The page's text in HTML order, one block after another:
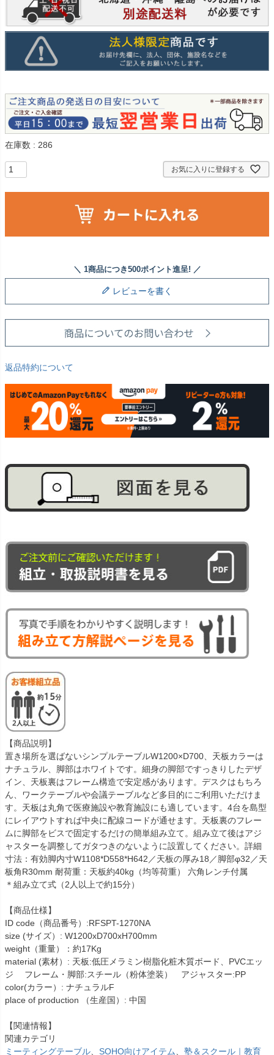
在庫数 286
お気に入りに登録する
レビューを書く
返品特約について
【商品説明】
置き場所を選ばないシンプルテーブルW1200×D700、天板カラーは
ナチュラル、脚部はホワイトです。細身の脚部ですっきりしたデザ
イン、天板裏はフレーム構造で安定感があります。デスクはもちろ
ん、ワークテーブルや会議テーブルなど多目的にご利用いただけま
す。天板は丸角で医療施設や教育施設にも適しています。4台を島型
にレイアウトすれば中央に配線コードが通せます。天板裏のフレー
ムに脚部をビスで固定するだけの簡単組み立て。組み立て後はアジ
ャスターを調整してガタつきのないように設置してください。詳細
寸法：有効脚内寸W1108*D558*H642／天板の厚み18／脚部φ32／天
板角R30mm 耐荷重：天板約40kg（均等荷重） 六角レンチ付属
＊組み立て式（2人以上で約15分）
【商品仕様】
ID code（商品番号）:RFSPT-1270NA
size (サイズ）: W1200xD700xH700mm
weight（重量）：約17Kg
material (素材）: 天板:低圧メラミン樹脂化粧木質ボード、PVCエッ
ジ フレーム・脚部:スチール（粉体塗装） アジャスター:PP
color(カラー）: ナチュラルF
place of production （生産国）: 中国
【関連情報】
関連カテゴリ
ミーティングテーブル
SOHO向けアイテム 塾＆スクール｜教育